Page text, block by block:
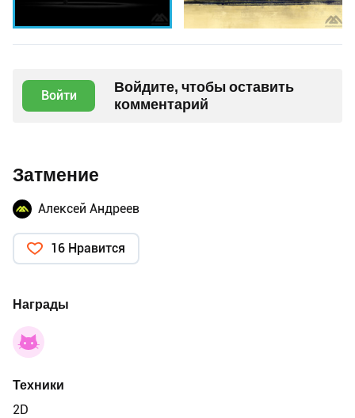
Войти
Войдите, чтобы оставить
комментарий
Затмение
Алексей Андреев
16 Нравится
Награды
Техники
2D